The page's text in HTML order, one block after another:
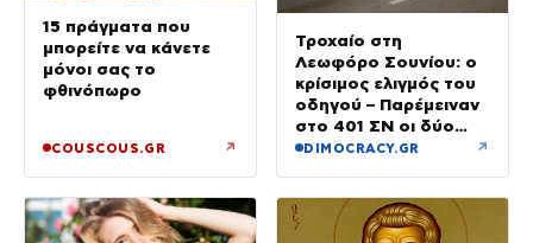
15 πράγματα που
μπορείτε να κάνετε
μόνοι σας το
φθινόπωρο
COUSCOUS.GR ↗
Τροχαίο στη
Λεωφόρο Σουνίου: ο
κρίσιμος ελιγμός του
οδηγού – Παρέμειναν
στο 401 ΣΝ οι δύο
αστυνομικοί
DIMOCRACY.GR ↗